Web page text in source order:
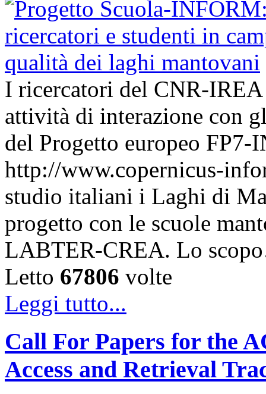
I ricercatori del CNR-
attività di interazione con
del Progetto europeo
http://www.copernicus-
studio italiani i Laghi di
progetto con le scuole
LABTER-CREA. Lo
Letto 67806 volte
Leggi tutto...
Call For Papers for the
Access and Retrieval